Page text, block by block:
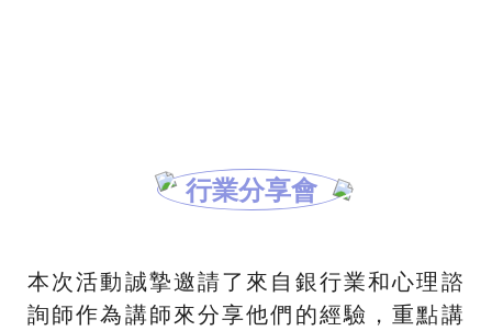
行業分享會
本次活動誠摯邀請了來自銀行業和心理諮
詢師作為講師來分享他們的經驗，重點講